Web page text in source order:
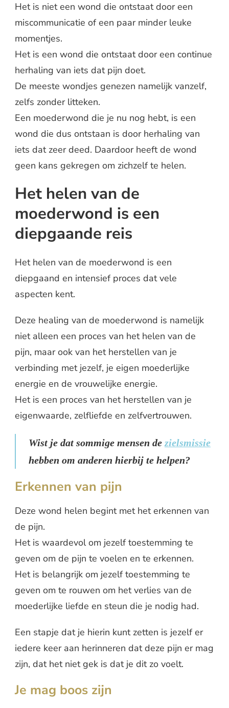
Het is niet een wond die ontstaat door een
miscommunicatie of een paar minder leuke
momentjes.
Het is een wond die ontstaat door een continue
herhaling van iets dat pijn doet.
De meeste wondjes genezen namelijk vanzelf,
zelfs zonder litteken.
Een moederwond die je nu nog hebt, is een
wond die dus ontstaan is door herhaling van
iets dat zeer deed. Daardoor heeft de wond
geen kans gekregen om zichzelf te helen.
Het helen van de
moederwond is een
diepgaande reis
Het helen van de moederwond is een
diepgaand en intensief proces dat vele
aspecten kent.
Deze healing van de moederwond is namelijk
niet alleen een proces van het helen van de
pijn, maar ook van het herstellen van je
verbinding met jezelf, je eigen moederlijke
energie en de vrouwelijke energie.
Het is een proces van het herstellen van je
eigenwaarde, zelfliefde en zelfvertrouwen.
Wist je dat sommige mensen de zielsmissie
hebben om anderen hierbij te helpen?
Erkennen van pijn
Deze wond helen begint met het erkennen van
de pijn.
Het is waardevol om jezelf toestemming te
geven om de pijn te voelen en te erkennen.
Het is belangrijk om jezelf toestemming te
geven om te rouwen om het verlies van de
moederlijke liefde en steun die je nodig had.
Een stapje dat je hierin kunt zetten is jezelf er
iedere keer aan herinneren dat deze pijn er mag
zijn, dat het niet gek is dat je dit zo voelt.
Je mag boos zijn